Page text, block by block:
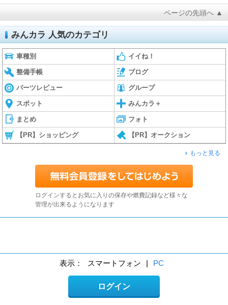
ページの先頭へ ▲
みんカラ 人気のカテゴリ
車種別 イイね！
整備手帳 ブログ
パーツレビュー グループ
スポット みんカラ＋
まとめ フォト
【PR】ショッピング 【PR】オークション
もっと見る
ログインするとお気に入りの保存や燃費記録など様々な
管理が出来るようになります
表示： スマートフォン | PC
ログイン